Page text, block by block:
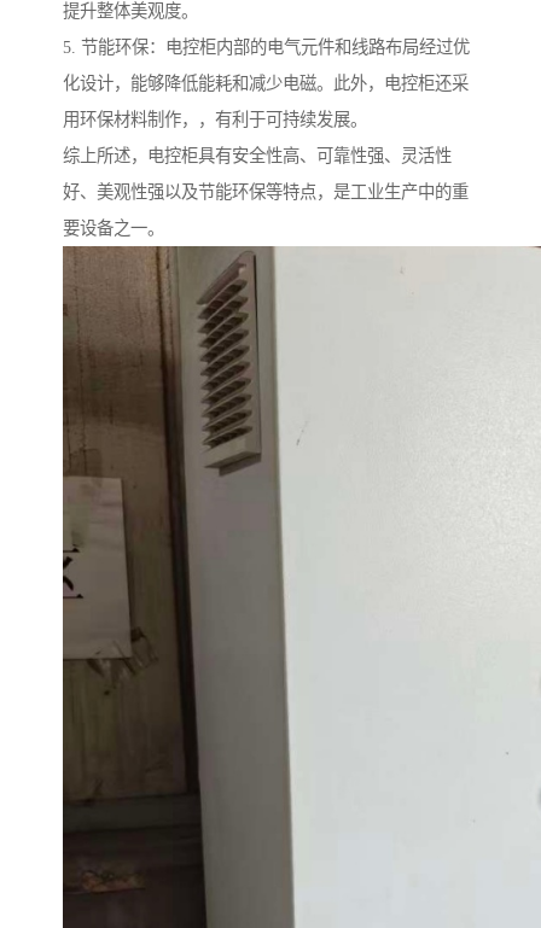
提升整体美观度。
5. 节能环保：电控柜内部的电气元件和线路布局经过优
化设计，能够降低能耗和减少电磁。此外，电控柜还采
用环保材料制作，，有利于可持续发展。
综上所述，电控柜具有安全性高、可靠性强、灵活性
好、美观性强以及节能环保等特点，是工业生产中的重
要设备之一。